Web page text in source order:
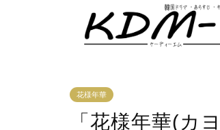
花様年華
「花様年華(カ